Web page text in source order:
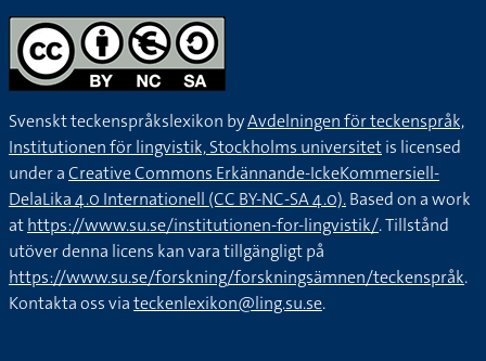
Svenskt teckenspråkslexikon byAvdelningen för teckenspråk,
Institutionen för lingvistik, Stockholms universitetis licensed
under aCreative Commons Erkännande-IckeKommersiell-
DelaLika 4.0 Internationell (CC BY-NC-SA 4.0).Based on a work
athttps://www.su.se/institutionen-for-lingvistik/. Tillstånd
utöver denna licens kan vara tillgängligt på
https://www.su.se/forskning/forskningsämnen/teckenspråk.
Kontakta oss viateckenlexikon@ling.su.se.